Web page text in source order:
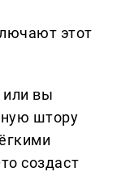
этот
или вы
штору
создаст